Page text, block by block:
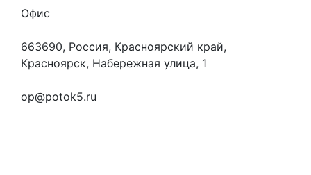
Офис
663690, Россия, Красноярский край,
Красноярск, Набережная улица, 1
op@potok5.ru